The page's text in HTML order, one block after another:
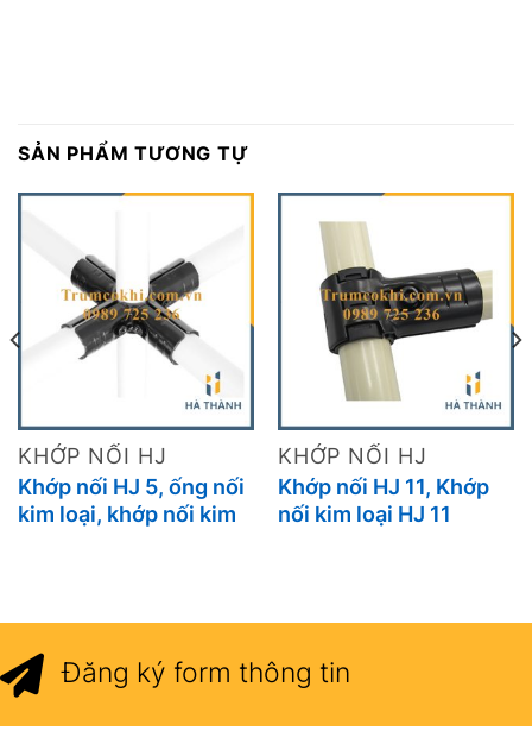
SẢN PHẨM TƯƠNG TỰ
KHỚP NỐI HJ
Khớp nối HJ 5, ống nối
kim loại, khớp nối kim
KHỚP NỐI HJ
Khớp nối HJ 11, Khớp
nối kim loại HJ 11
Đăng ký form thông tin